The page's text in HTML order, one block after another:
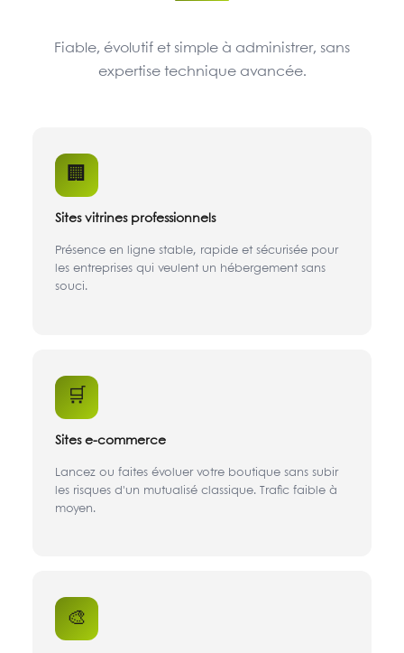
Fiable, évolutif et simple à administrer, sans
expertise technique avancée.
🏢
Sites vitrines professionnels
Présence en ligne stable, rapide et sécurisée pour
les entreprises qui veulent un hébergement sans
souci.
🛒
Sites e-commerce
Lancez ou faites évoluer votre boutique sans subir
les risques d'un mutualisé classique. Trafic faible à
moyen.
🎨